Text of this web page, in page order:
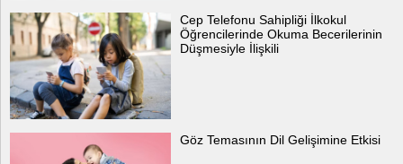
Cep Telefonu Sahipliği İlkokul
Öğrencilerinde Okuma Becerilerinin
Düşmesiyle İlişkili
Göz Temasının Dil Gelişimine Etkisi